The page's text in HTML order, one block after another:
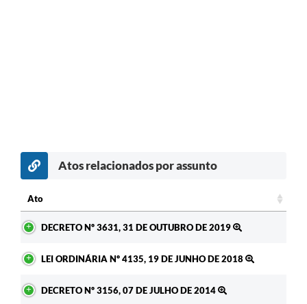
Atos relacionados por assunto
Ato
DECRETO Nº 3631, 31 DE OUTUBRO DE 2019
LEI ORDINÁRIA Nº 4135, 19 DE JUNHO DE 2018
DECRETO Nº 3156, 07 DE JULHO DE 2014